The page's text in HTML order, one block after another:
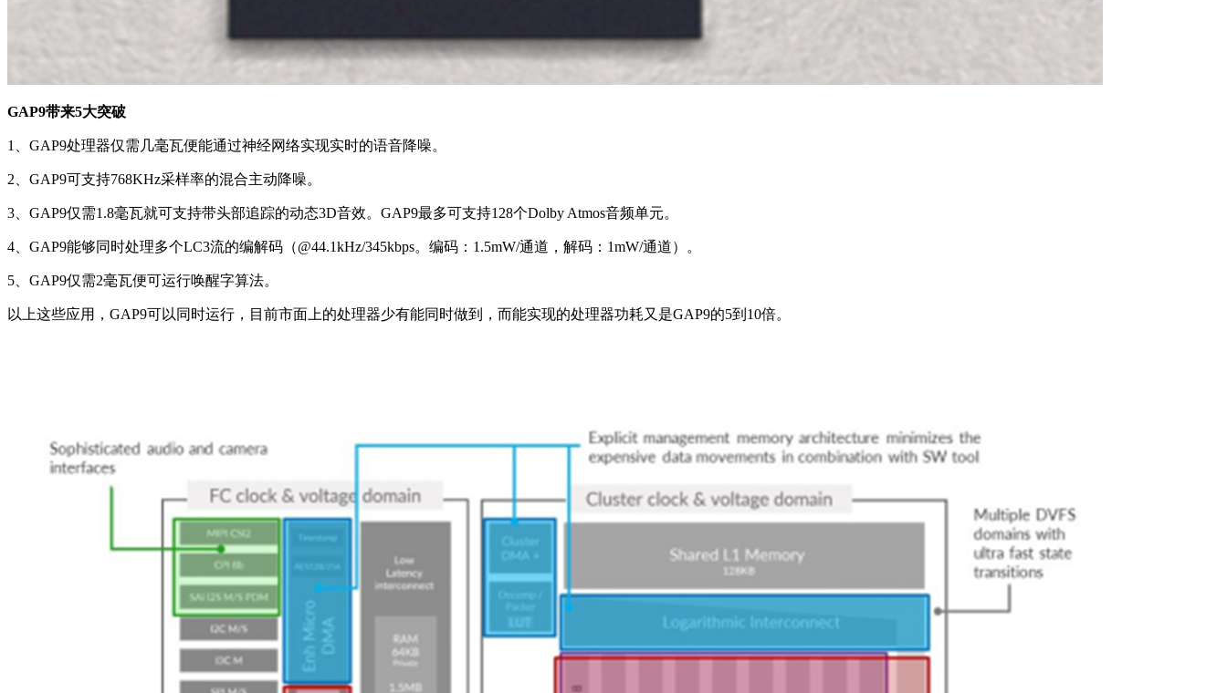
GAP9带来5大突破
1、GAP9处理器仅需几毫瓦便能通过神经网络实现实时的语音降噪。
2、GAP9可支持768KHz采样率的混合主动降噪。
3、GAP9仅需1.8毫瓦就可支持带头部追踪的动态3D音效。GAP9最多可支持128个Dolby Atmos音频单元。
4、GAP9能够同时处理多个LC3流的编解码（@44.1kHz/345kbps。编码：1.5mW/通道，解码：1mW/通道）。
5、GAP9仅需2毫瓦便可运行唤醒字算法。
以上这些应用，GAP9可以同时运行，目前市面上的处理器少有能同时做到，而能实现的处理器功耗又是GAP9的5到10倍。